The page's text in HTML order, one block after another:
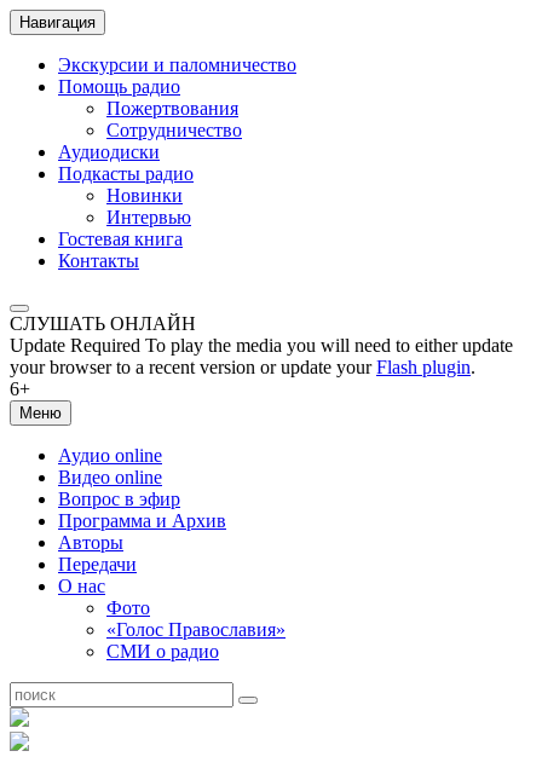
Навигация
Экскурсии и паломничество
Помощь радио
Пожертвования
Сотрудничество
Аудиодиски
Подкасты радио
Новинки
Интервью
Гостевая книга
Контакты
СЛУШАТЬ ОНЛАЙН
Update Required To play the media you will need to either update
your browser to a recent version or update yourFlash plugin.
6+
Меню
Аудио online
Видео online
Вопрос в эфир
Программа и Архив
Авторы
Передачи
О нас
Фото
«Голос Православия»
СМИ о радио